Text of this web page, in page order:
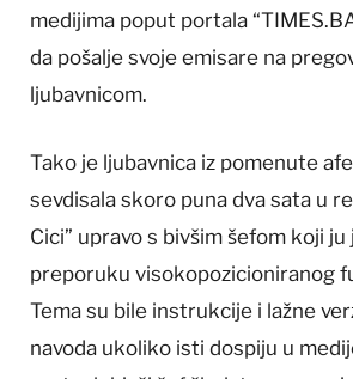
medijima poput portala
da pošalje svoje emisare na
ljubavnicom.
Tako je ljubavnica iz pomenute
sevdisala skoro puna dva sata u
Cici” upravo s bivšim šefom koji ju
preporuku visokopozicioniranog
Tema su bile instrukcije i lažne
navoda ukoliko isti dospiju u